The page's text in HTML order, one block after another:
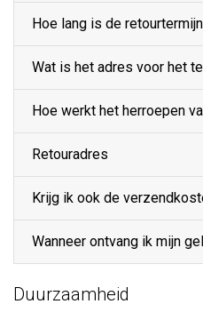
Hoe lang is de
Wat is het adres voor het
Hoe werkt het herroepen
Retouradres
Krijg ik ook de
Wanneer ontvang ik mijn
Duurzaamheid